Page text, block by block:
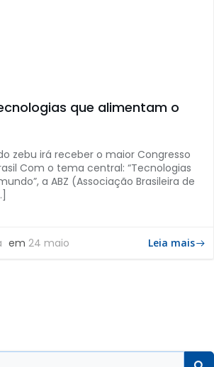
que alimentam o
zebu irá receber o maior Congresso
Com o tema central: “Tecnologias
a ABZ (Associação Brasileira de
em 24 maio Leia mais